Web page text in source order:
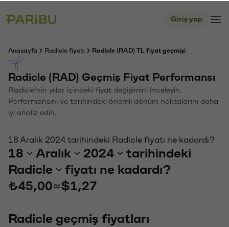
Giriş yap
Anasayfa Radicle fiyatı Radicle (RAD) TL fiyat geçmişi
Radicle (RAD) Geçmiş Fiyat Performansı
Radicle'nin yıllar içindeki fiyat değişimini inceleyin.
Performansını ve tarihindeki önemli dönüm noktalarını daha
iyi analiz edin.
18 Aralık 2024 tarihindeki Radicle fiyatı ne kadardı?
18 Aralık 2024
tarihindeki
Radicle
fiyatı ne kadardı?
₺45,00≈$1,27
Radicle geçmiş fiyatları